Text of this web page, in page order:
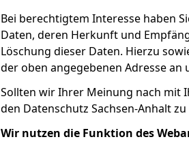
Bei berechtigtem Interesse haben
Daten, deren Herkunft und
Löschung dieser Daten. Hierzu
der oben angegebenen Adresse an
Sollten wir Ihrer Meinung nach mit
den Datenschutz Sachsen-Anhalt
Wir nutzen die Funktion des